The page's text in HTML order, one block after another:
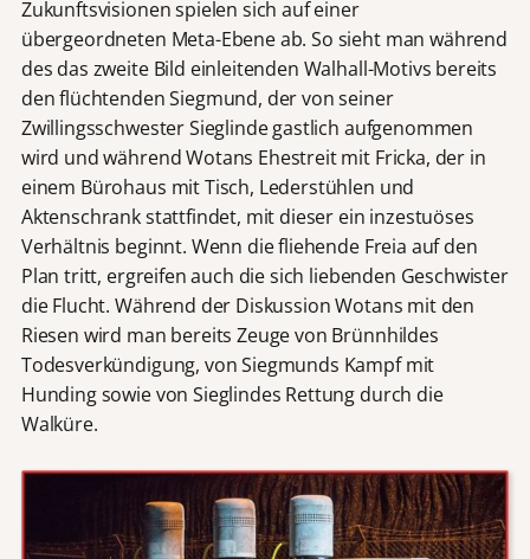
Zukunftsvisionen spielen sich auf einer
übergeordneten Meta-Ebene ab. So sieht man während
des das zweite Bild einleitenden Walhall-Motivs bereits
den flüchtenden Siegmund, der von seiner
Zwillingsschwester Sieglinde gastlich aufgenommen
wird und während Wotans Ehestreit mit Fricka, der in
einem Bürohaus mit Tisch, Lederstühlen und
Aktenschrank stattfindet, mit dieser ein inzestuöses
Verhältnis beginnt. Wenn die fliehende Freia auf den
Plan tritt, ergreifen auch die sich liebenden Geschwister
die Flucht. Während der Diskussion Wotans mit den
Riesen wird man bereits Zeuge von Brünnhildes
Todesverkündigung, von Siegmunds Kampf mit
Hunding sowie von Sieglindes Rettung durch die
Walküre.